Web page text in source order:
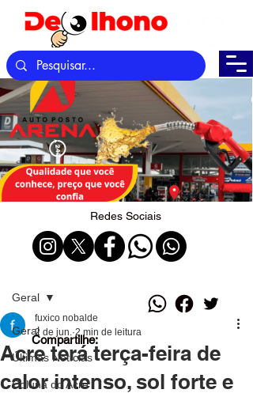
Redes Sociais
Geral
Últimas Notícias
Coluna do Acre
Geral
Acre terá terça-feira de
calor intenso, sol forte e
fuxico nobalde
2 de jun. 2 min de leitura
Compartilhe: